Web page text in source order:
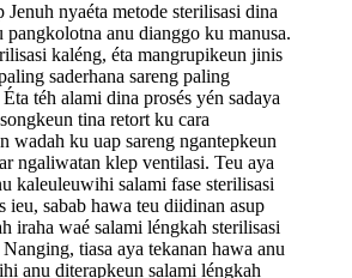
Jenuh nyaéta metode sterilisasi dina
pangkolotna anu dianggo ku manusa.
kaléng, éta mangrupikeun jinis
saderhana sareng paling
téh alami dina prosés yén sadaya
tina retort ku cara
wadah ku uap sareng ngantepkeun
ngaliwatan klep ventilasi. Teu aya
kaleuleuwihi salami fase sterilisasi
ieu, sabab hawa teu diidinan asup
iraha waé salami léngkah sterilisasi
tiasa aya tekanan hawa anu
anu diterapkeun salami léngkah